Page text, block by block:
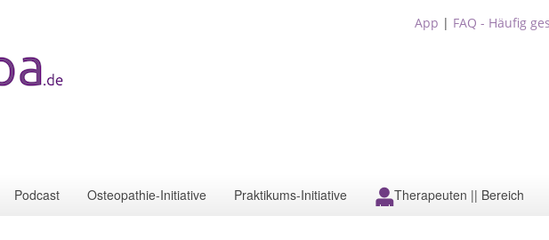
App | FAQ - Häufig
Podcast Osteopathie-Initiative Praktikums-Initiative Therapeuten || Bereich